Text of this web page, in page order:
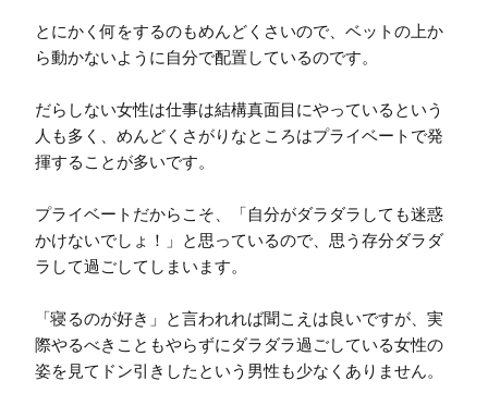
とにかく何をするのもめんどくさいので、ベットの上か
ら動かないように自分で配置しているのです。
だらしない女性は仕事は結構真面目にやっているという
人も多く、めんどくさがりなところはプライベートで発
揮することが多いです。
プライベートだからこそ、「自分がダラダラしても迷惑
かけないでしょ！」と思っているので、思う存分ダラダ
ラして過ごしてしまいます。
「寝るのが好き」と言われれば聞こえは良いですが、実
際やるべきこともやらずにダラダラ過ごしている女性の
姿を見てドン引きしたという男性も少なくありません。